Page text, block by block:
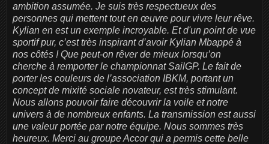
ambition assumée. Je suis très respectueux des
personnes qui mettent tout en œuvre pour vivre leur rêve.
Kylian en est un exemple incroyable. Et d'un point de vue
sportif pur, c’est très inspirant d’avoir Kylian Mbappé à
nos côtés ! Que peut-on rêver de mieux lorsqu’on
cherche à remporter le championnat SailGP. Le fait de
porter les couleurs de l’association IBKM, portant un
concept de mixité sociale novateur, est très stimulant.
Nous allons pouvoir faire découvrir la voile et notre
univers à de nombreux enfants. La transmission est aussi
une valeur portée par notre équipe. Nous sommes très
heureux. Merci au groupe Accor qui a permis cette belle